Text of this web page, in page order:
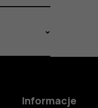
Informacje